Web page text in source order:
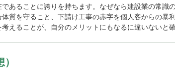
あることに誇りを持ちます。なぜなら建設業の常識
質を守ること、下請け工事の赤字を個人客からの暴
えることが、自分のメリットにもなるに違いないと